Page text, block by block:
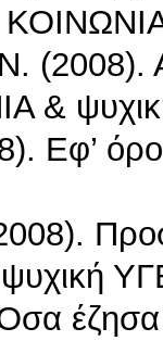
(2008).
&
Εφ’